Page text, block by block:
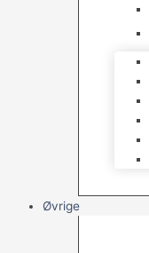
Øvrige